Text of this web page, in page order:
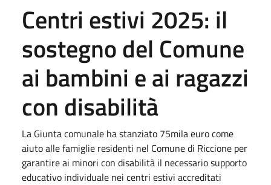
Centri estivi 2025: il
sostegno del Comune
ai bambini e ai ragazzi
con disabilità
La Giunta comunale ha stanziato 75mila euro come
aiuto alle famiglie residenti nel Comune di Riccione per
garantire ai minori con disabilità il necessario supporto
educativo individuale nei centri estivi accreditati